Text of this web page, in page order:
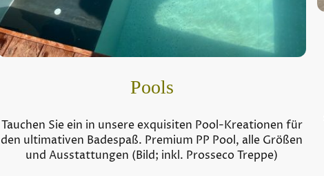
Pools
Tauchen Sie ein in unsere exquisiten Pool-Kreationen für
den ultimativen Badespaß. Premium PP Pool, alle Größen
und Ausstattungen (Bild; inkl. Prosseco Treppe)